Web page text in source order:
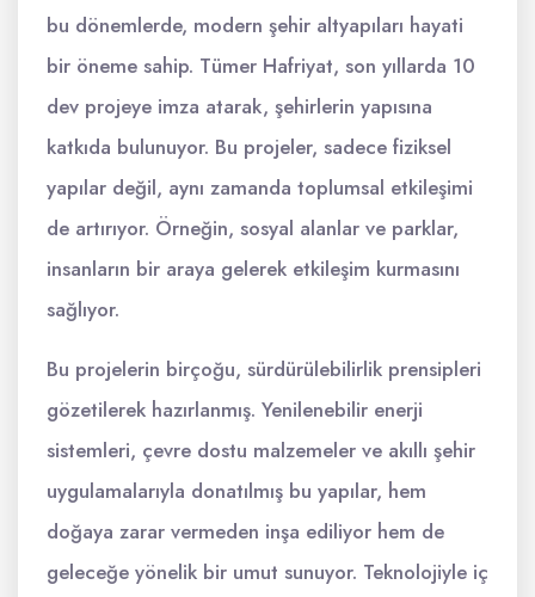
bu dönemlerde, modern şehir altyapıları hayati
bir öneme sahip. Tümer Hafriyat, son yıllarda 10
dev projeye imza atarak, şehirlerin yapısına
katkıda bulunuyor. Bu projeler, sadece fiziksel
yapılar değil, aynı zamanda toplumsal etkileşimi
de artırıyor. Örneğin, sosyal alanlar ve parklar,
insanların bir araya gelerek etkileşim kurmasını
sağlıyor.
Bu projelerin birçoğu, sürdürülebilirlik prensipleri
gözetilerek hazırlanmış. Yenilenebilir enerji
sistemleri, çevre dostu malzemeler ve akıllı şehir
uygulamalarıyla donatılmış bu yapılar, hem
doğaya zarar vermeden inşa ediliyor hem de
geleceğe yönelik bir umut sunuyor. Teknolojiyle iç